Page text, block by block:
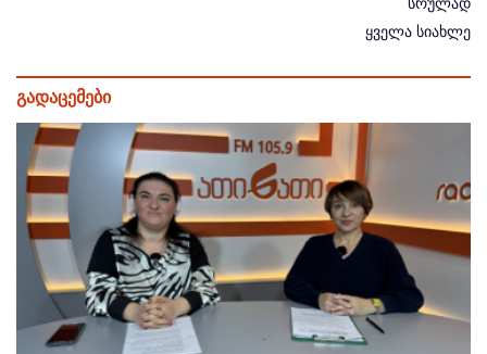
სრულად
ყველა სიახლე
გადაცემები